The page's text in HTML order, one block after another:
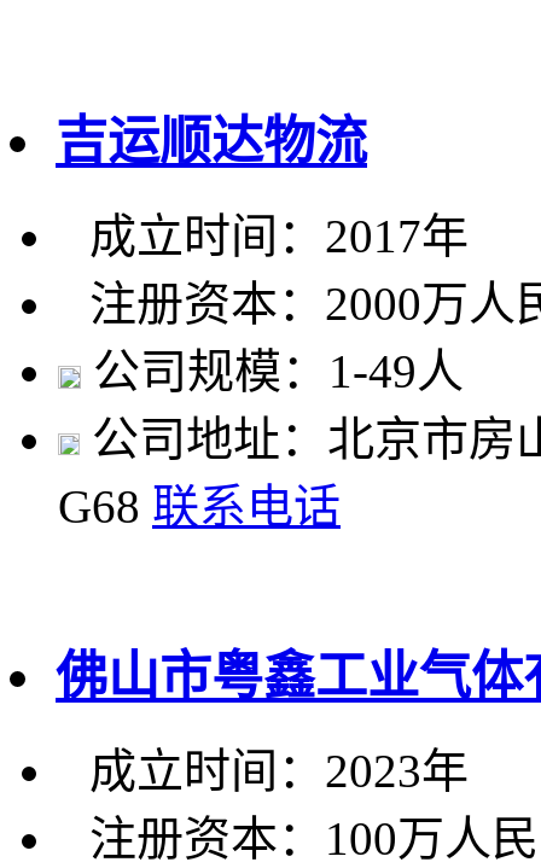
吉运顺达物流
成立时间：2017年
注册资本：2000万人
公司规模：1-49人
公司地址：北京市房
G68 联系电话
佛山市粤鑫工业气体
成立时间：2023年
注册资本：100万人